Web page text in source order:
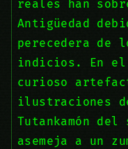
reales han
Antigüedad
perecedera de
indicios. En el
curioso
ilustraciones
Tutankamón
asemeja a un